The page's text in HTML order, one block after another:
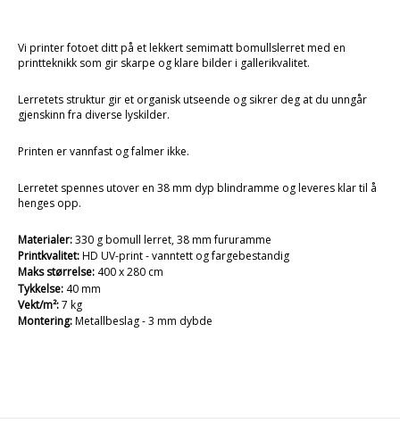
Vi printer fotoet ditt på et lekkert semimatt bomullslerret med en
printteknikk som gir skarpe og klare bilder i gallerikvalitet.
Lerretets struktur gir et organisk utseende og sikrer deg at du unngår
gjenskinn fra diverse lyskilder.
Printen er vannfast og falmer ikke.
Lerretet spennes utover en 38 mm dyp blindramme og leveres klar til å
henges opp.
Materialer:330 g bomull lerret, 38 mm fururamme
Printkvalitet:HD UV-print - vanntett og fargebestandig
Maks størrelse: 400 x 280 cm
Tykkelse: 40 mm
Vekt/m²:7 kg
Montering:Metallbeslag - 3 mm dybde